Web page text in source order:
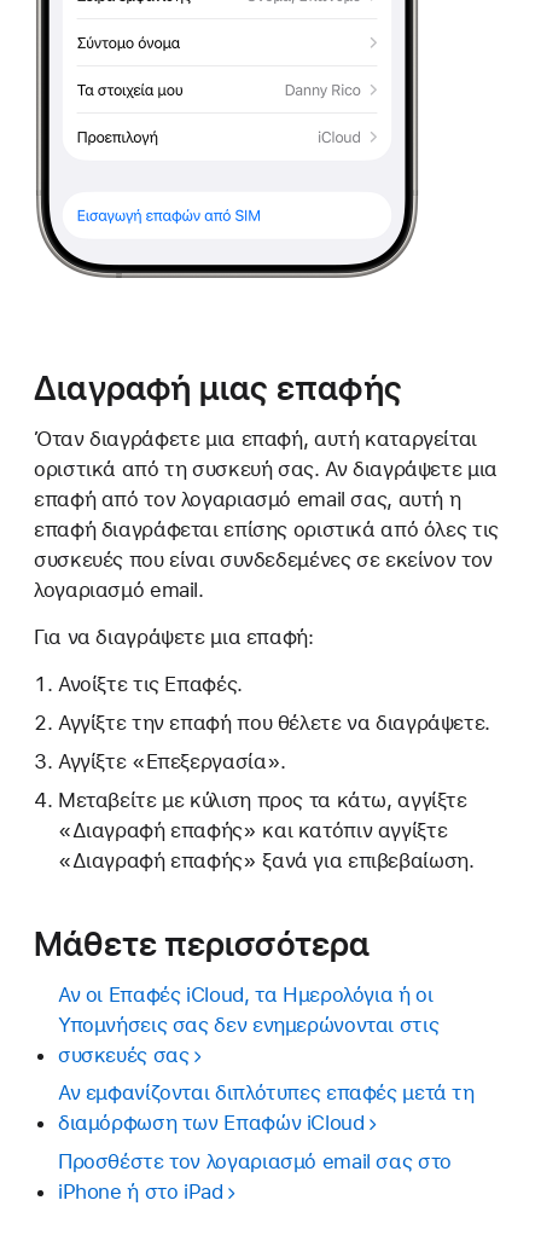
Διαγραφή μιας επαφής
Όταν διαγράφετε μια επαφή, αυτή καταργείται
οριστικά από τη συσκευή σας. Αν διαγράψετε μια
επαφή από τον λογαριασμό email σας, αυτή η
επαφή διαγράφεται επίσης οριστικά από όλες τις
συσκευές που είναι συνδεδεμένες σε εκείνον τον
λογαριασμό email.
Για να διαγράψετε μια επαφή:
Ανοίξτε τις Επαφές.
Αγγίξτε την επαφή που θέλετε να διαγράψετε.
Αγγίξτε «Επεξεργασία».
Μεταβείτε με κύλιση προς τα κάτω, αγγίξτε
«Διαγραφή επαφής» και κατόπιν αγγίξτε
«Διαγραφή επαφής» ξανά για επιβεβαίωση.
Μάθετε περισσότερα
Αν οι Επαφές iCloud, τα Ημερολόγια ή οι
Υπομνήσεις σας δεν ενημερώνονται στις
συσκευές σας
Αν εμφανίζονται διπλότυπες επαφές μετά τη
διαμόρφωση των Επαφών iCloud
Προσθέστε τον λογαριασμό email σας στο
iPhone ή στο iPad